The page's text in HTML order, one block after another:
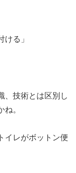
ける」
、技術とは区別し
。
イレがボットン便